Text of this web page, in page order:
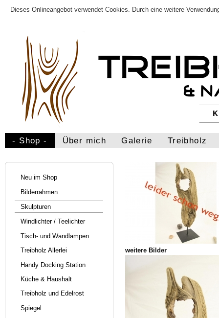
Dieses Onlineangebot verwendet Cookies. Durch eine weitere
- Shop - Über mich Galerie Treibholz
Neu im Shop
Bilderrahmen
Skulpturen
Windlichter / Teelichter
Tisch- und Wandlampen
Treibholz Allerlei
Handy Docking Station
Küche & Haushalt
Treibholz und Edelrost
Spiegel
weitere Bilder